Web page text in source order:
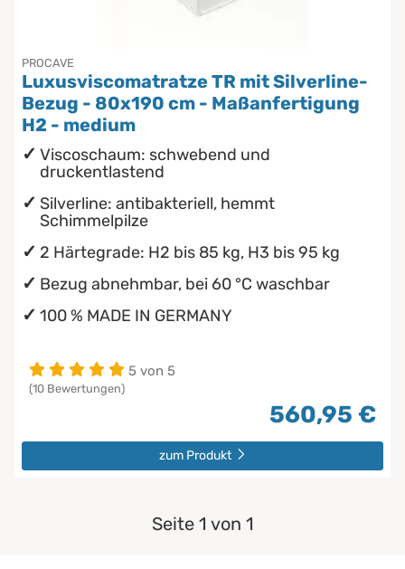
PROCAVE
Luxusviscomatratze TR mit Silverline-
Bezug - 80x190 cm - Maßanfertigung
H2 - medium
Viscoschaum: schwebend und
druckentlastend
Silverline: antibakteriell, hemmt
Schimmelpilze
2 Härtegrade: H2 bis 85 kg, H3 bis 95 kg
Bezug abnehmbar, bei 60 °C waschbar
100 % MADE IN GERMANY
5 von 5
(10 Bewertungen)
560,95 €
zum Produkt
Seite 1 von 1